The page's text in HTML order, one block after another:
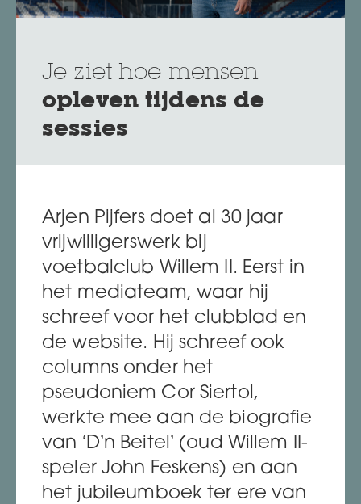
Je ziet hoe mensen
opleven tijdens de
sessies
Arjen Pijfers doet al 30 jaar
vrijwilligerswerk bij
voetbalclub Willem II. Eerst in
het mediateam, waar hij
schreef voor het clubblad en
de website. Hij schreef ook
columns onder het
pseudoniem Cor Siertol,
werkte mee aan de biografie
van ‘D’n Beitel’ (oud Willem II-
speler John Feskens) en aan
het jubileumboek ter ere van